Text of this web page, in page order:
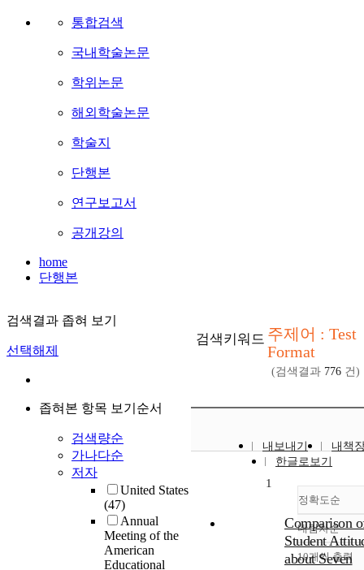
통합검색
국내학술논문
학위논문
해외학술논문
학술지
단행본
연구보고서
공개강의
home
단행본
검색결과 좁혀 보기
선택해제
좁혀본 항목 보기순서
검색량순
가나다순
저자
United States
(47)
Annual
Meeting of the
American
Educational
검색키워드 주제어 : Test
Format
(검색결과 776 건)
내보내기
내책
한글로보기
정확도순
정확
순
내림차순
내림
10개씩 출력
1
Comparison
Student
about Seven